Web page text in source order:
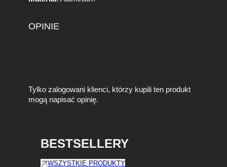
OPINIE
Tylko zalogowani klienci, którzy kupili ten produkt
mogą napisać opinię.
BESTSELLERY
WSZYSTKIE PRODUKTY